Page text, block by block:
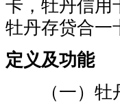
卡，牡丹信用
牡丹存贷合
定义及功能
（一）牡